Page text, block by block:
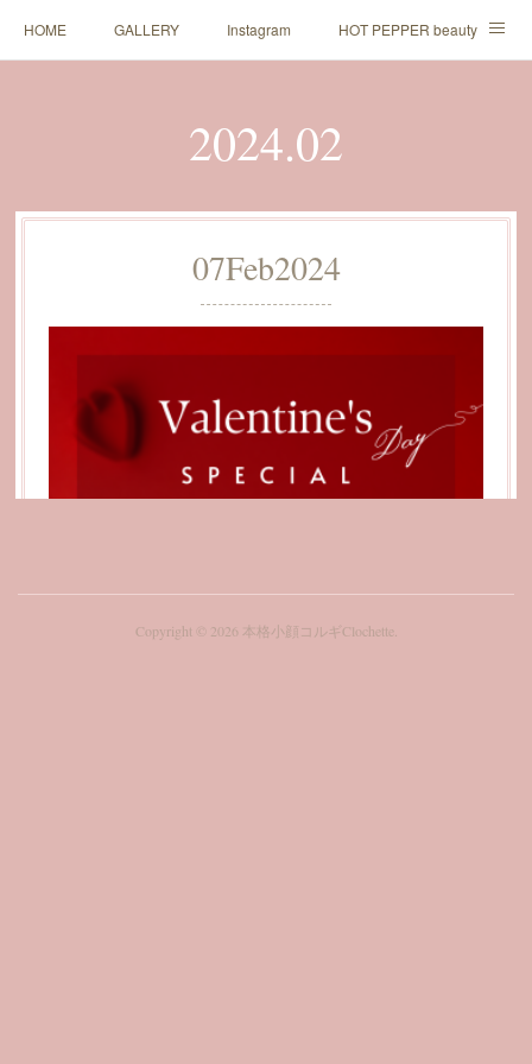
HOME GALLERY Instagram HOT PEPPER beauty
2024.02
07Feb2024
Copyright © 2026 本格小顔コルギClochette.